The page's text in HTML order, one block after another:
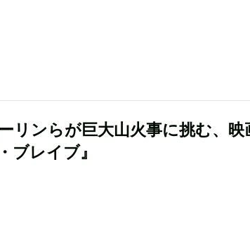
リンらが巨大山火事に挑む、映
ブレイブ』